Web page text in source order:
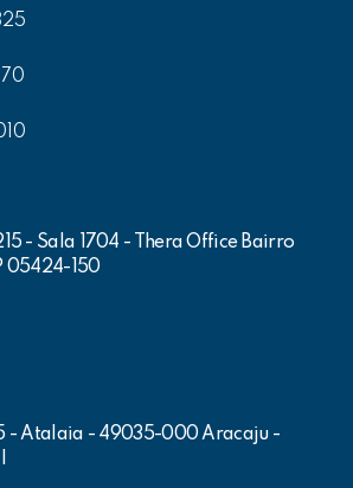
- Sala 1704 - Thera Office Bairro
05424-150
- Atalaia - 49035-000 Aracaju -